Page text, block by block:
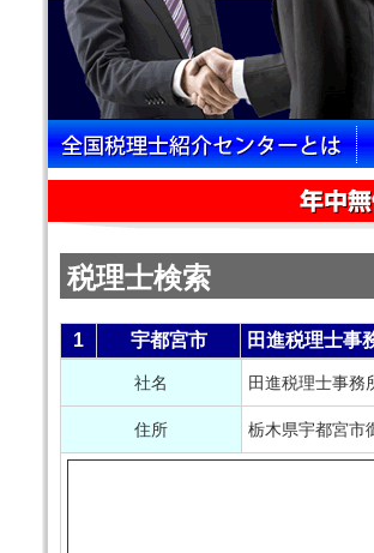
税理士検索
1 宇都宮市 田進税理士事
社名 田進税理士事務
住所 栃木県宇都宮市